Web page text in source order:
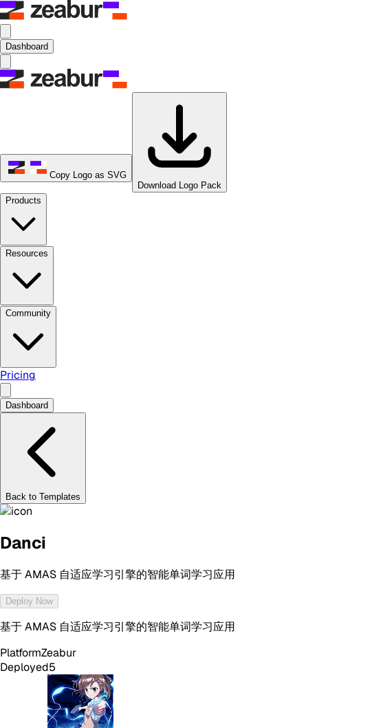
Dashboard
Copy Logo as SVG
Download Logo Pack
Products
Resources
Community
Pricing
Dashboard
Back to Templates
Danci
基于 AMAS 自适应学习引擎的智能单词学习应用
Deploy Now
基于 AMAS 自适应学习引擎的智能单词学习应用
PlatformZeabur
Deployed5